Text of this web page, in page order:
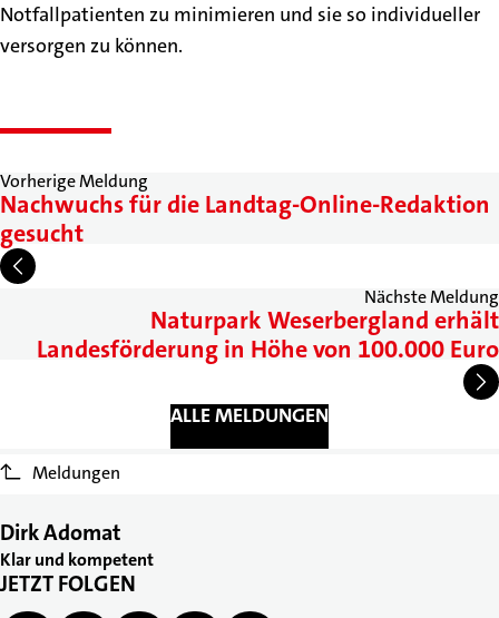
Notfallpatienten zu minimieren und sie so individueller
versorgen zu können.
Vorherige Meldung
Nachwuchs für die Landtag-Online-Redaktion
gesucht
Nächste Meldung
Naturpark Weserbergland erhält
Landesförderung in Höhe von 100.000 Euro
ALLE MELDUNGEN
Meldungen
Dirk Adomat
Klar und kompetent
JETZT FOLGEN